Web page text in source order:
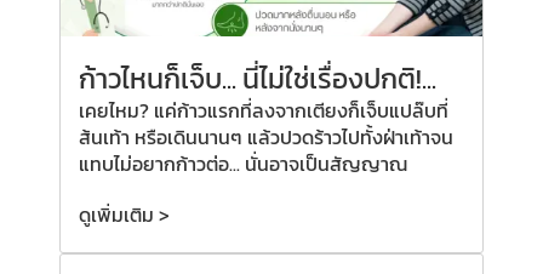
ก้าวไหนก็เจ็บ... นี่ไม่ใช่เรื่องปกติ!...
เคยไหม? แค่ก้าวแรกที่ลงจากเตียงก็เจ็บแปล๊บที่
ส้นเท้า หรือเดินนานๆ แล้วปวดร้าวไปทั้งฝ่าเท้าจน
แทบไม่อยากก้าวต่อ... นั่นอาจเป็นสัญญาณ
ดูเพิ่มเติม >